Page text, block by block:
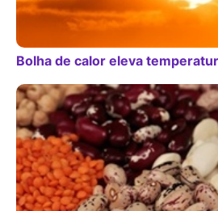
Bolha de calor eleva